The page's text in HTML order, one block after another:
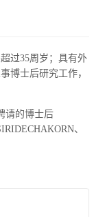
过35周岁；具有外
博士后研究工作，
请的博士后
、